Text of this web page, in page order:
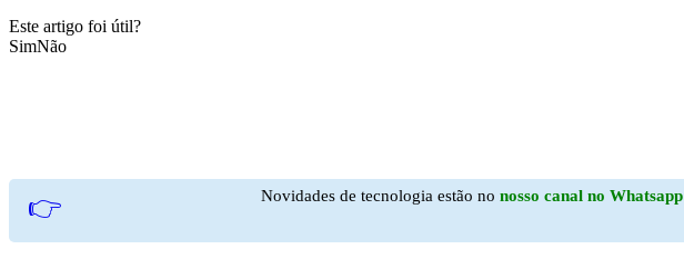
Este artigo foi útil?
SimNão
👉 Novidades de tecnologia estão nonosso canal no Whatsapp